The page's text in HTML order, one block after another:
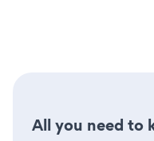
All you need to